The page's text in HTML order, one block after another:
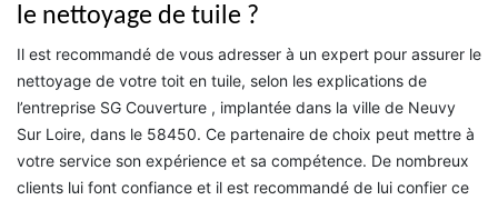
le nettoyage de tuile ?
Il est recommandé de vous adresser à un expert pour assurer le
nettoyage de votre toit en tuile, selon les explications de
l’entreprise SG Couverture , implantée dans la ville de Neuvy
Sur Loire, dans le 58450. Ce partenaire de choix peut mettre à
votre service son expérience et sa compétence. De nombreux
clients lui font confiance et il est recommandé de lui confier ce